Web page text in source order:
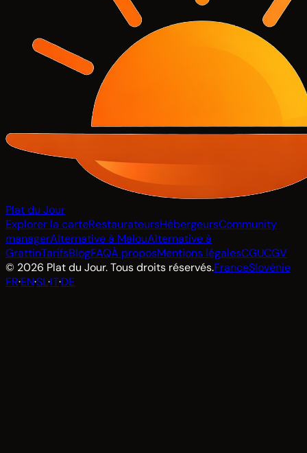
Plat du Jour
Explorer la carteRestaurateursHébergeursCommunity
managerAlternative à MalouAlternative à
GrattinTarifsBlogFAQÀ proposMentions légalesCGUCGV
© 2026 Plat du Jour. Tous droits réservés.FranceSlovénie
FR·EN·SL·IT·DE